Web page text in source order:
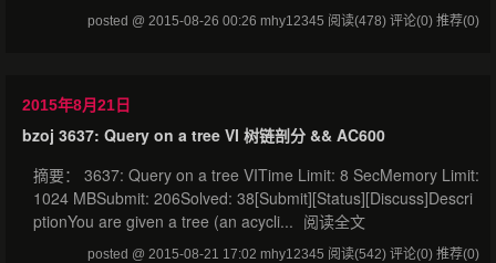
posted @ 2015-08-26 00:26 mhy12345 阅读(478) 评论(0) 推荐(0)
2015年8月21日
bzoj 3637: Query on a tree VI 树链剖分 && AC600
摘要： 3637: Query on a tree VITime Limit: 8 SecMemory Limit:
1024 MBSubmit: 206Solved: 38[Submit][Status][Discuss]Descri
ptionYou are given a tree (an acycli... 阅读全文
posted @ 2015-08-21 17:02 mhy12345 阅读(542) 评论(0) 推荐(0)